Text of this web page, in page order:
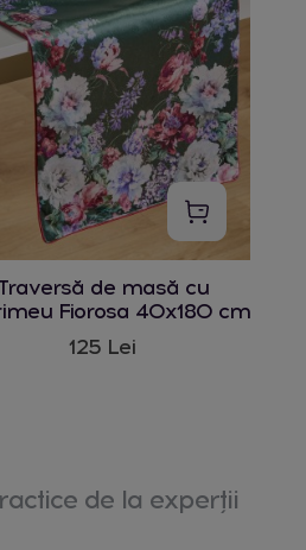
de masă cu
Fiorosa 40x180 cm
125 Lei
de la experții